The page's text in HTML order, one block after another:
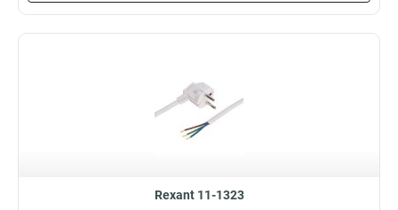
Rexant 11-1323